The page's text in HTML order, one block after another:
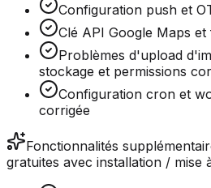
Configuration push et
Clé API Google Maps
Problèmes d'upload
stockage et permissions
Configuration cron et
corrigée
Fonctionnalités
gratuites avec installation / mise